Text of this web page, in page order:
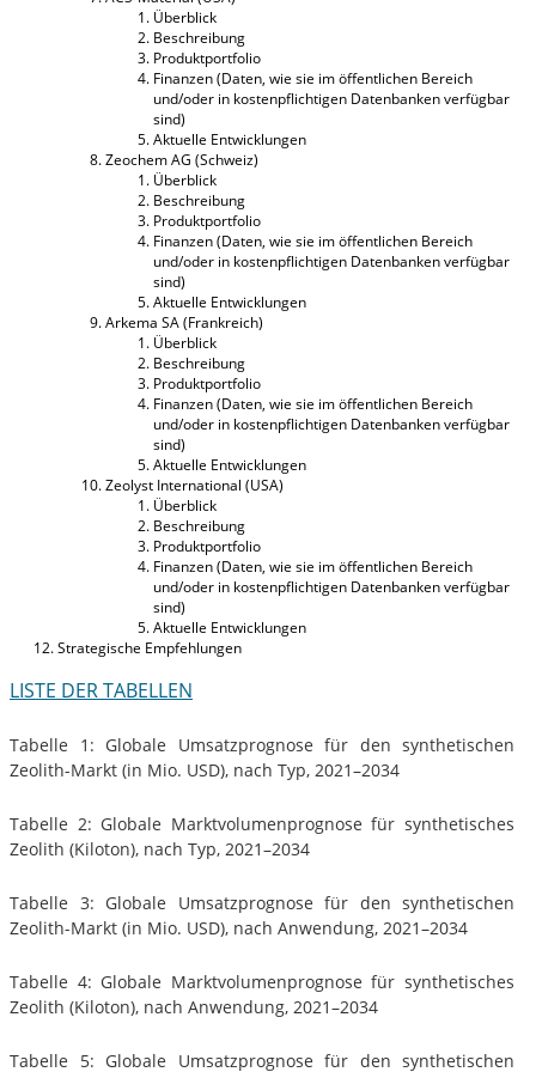
Überblick
Beschreibung
Produktportfolio
Finanzen (Daten, wie sie im öffentlichen Bereich
und/oder in kostenpflichtigen Datenbanken verfügbar
sind)
Aktuelle Entwicklungen
Zeochem AG (Schweiz)
Überblick
Beschreibung
Produktportfolio
Finanzen (Daten, wie sie im öffentlichen Bereich
und/oder in kostenpflichtigen Datenbanken verfügbar
sind)
Aktuelle Entwicklungen
Arkema SA (Frankreich)
Überblick
Beschreibung
Produktportfolio
Finanzen (Daten, wie sie im öffentlichen Bereich
und/oder in kostenpflichtigen Datenbanken verfügbar
sind)
Aktuelle Entwicklungen
Zeolyst International (USA)
Überblick
Beschreibung
Produktportfolio
Finanzen (Daten, wie sie im öffentlichen Bereich
und/oder in kostenpflichtigen Datenbanken verfügbar
sind)
Aktuelle Entwicklungen
Strategische Empfehlungen
LISTE DER TABELLEN
Tabelle 1: Globale Umsatzprognose für den synthetischen
Zeolith-Markt (in Mio. USD), nach Typ, 2021–2034
Tabelle 2: Globale Marktvolumenprognose für synthetisches
Zeolith (Kiloton), nach Typ, 2021–2034
Tabelle 3: Globale Umsatzprognose für den synthetischen
Zeolith-Markt (in Mio. USD), nach Anwendung, 2021–2034
Tabelle 4: Globale Marktvolumenprognose für synthetisches
Zeolith (Kiloton), nach Anwendung, 2021–2034
Tabelle 5: Globale Umsatzprognose für den synthetischen